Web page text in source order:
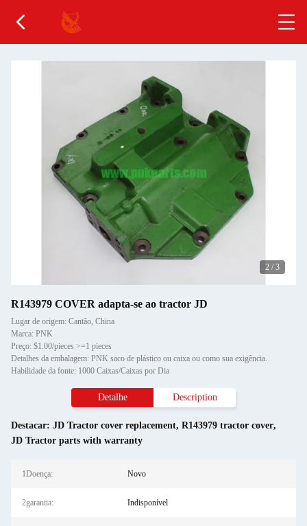
3 / 3
R143979 COVER adapta-se ao tractor JD
Lugar de origem: Cantão, China
Marca: PNK
Preço: $1.00/pieces >=1 pieces
Detalhes da embalagem: PNK saco de plástico ou caixa ou como sua exigência.
Habilidade da fonte: 1000 Caixas/Caixas por Dia
Detalhe Description
Destacar: JD Tractor cover replacement, R143979 tractor cover,
JD Tractor parts with warranty
1Doença: Novo
2garantia: Indisponível